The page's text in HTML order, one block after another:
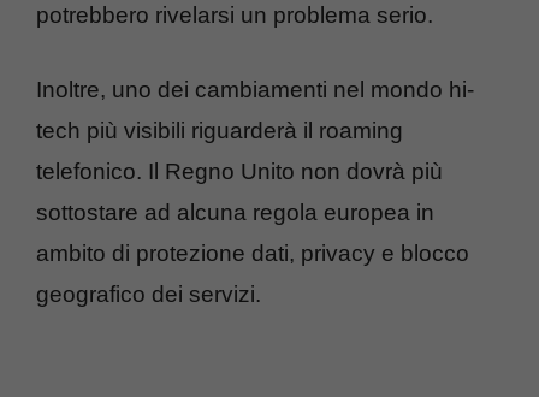
potrebbero rivelarsi un problema serio.
Inoltre, uno dei cambiamenti nel mondo hi-
tech più visibili riguarderà il roaming
telefonico. Il Regno Unito non dovrà più
sottostare ad alcuna regola europea in
ambito di protezione dati, privacy e blocco
geografico dei servizi.